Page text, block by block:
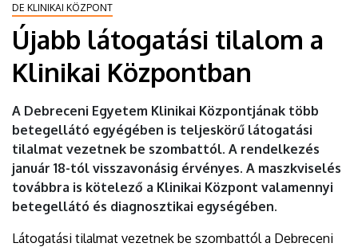
DEBRECENI
EGYETEM
DE KLINIKAI KÖZPONT
Újabb látogatási tilalom a
Klinikai Központban
A Debreceni Egyetem Klinikai Központjának több
betegellátó egyégében is teljeskörű látogatási
tilalmat vezetnek be szombattól. A rendelkezés
január 18-tól visszavonásig érvényes. A maszkviselés
továbbra is kötelező a Klinikai Központ valamennyi
betegellátó és diagnosztikai egységében.
Látogatási tilalmat vezetnek be szombattól a Debreceni